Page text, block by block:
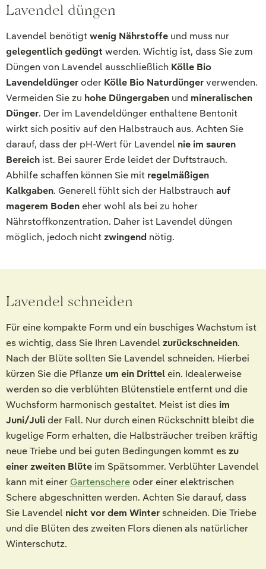
Lavendel düngen
Lavendel benötigtwenig Nährstoffe und muss nur
gelegentlich gedüngt werden. Wichtig ist, dass Sie zum
Düngen von Lavendel ausschließlich Kölle Bio
Lavendeldüngeroder Kölle Bio Naturdüngerverwenden.
Vermeiden Sie zu hohe Düngergaben und mineralischen
Dünger. Der im Lavendeldünger enthaltene Bentonit
wirkt sich positiv auf den Halbstrauch aus. Achten Sie
darauf, dass der pH-Wert für Lavendel nie im sauren
Bereich ist. Bei saurer Erde leidet der Duftstrauch.
Abhilfe schaffen können Sie mit regelmäßigen
Kalkgaben. Generell fühlt sich der Halbstrauch auf
magerem Bodeneher wohl als bei zu hoher
Nährstoffkonzentration. Daher ist Lavendel düngen
möglich, jedoch nichtzwingend nötig.
Lavendel schneiden
Für eine kompakte Form und ein buschiges Wachstum ist
es wichtig, dass Sie Ihren Lavendelzurückschneiden.
Nach der Blüte sollten Sie Lavendel schneiden. Hierbei
kürzen Sie die Pflanze um ein Drittelein. Idealerweise
werden so die verblühten Blütenstiele entfernt und die
Wuchsform harmonisch gestaltet. Meist ist diesim
Juni/Julider Fall. Nur durch einen Rückschnitt bleibt die
kugelige Form erhalten, die Halbsträucher treiben kräftig
neue Triebe und bei guten Bedingungen kommt eszu
einer zweiten Blüte im Spätsommer. Verblühter Lavendel
kann mit einer Gartenschereoder einer elektrischen
Schere abgeschnitten werden. Achten Sie darauf, dass
Sie Lavendel nicht vor dem Winterschneiden. Die Triebe
und die Blüten des zweiten Flors dienen als natürlicher
Winterschutz.